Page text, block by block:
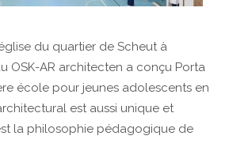
du quartier de Scheut à
OSK-AR architecten a conçu Porta
école pour jeunes adolescents en
est aussi unique et
la philosophie pédagogique de